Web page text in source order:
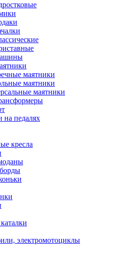
маятники
маятники
маятники
на педалях
кресла
электромотоциклы